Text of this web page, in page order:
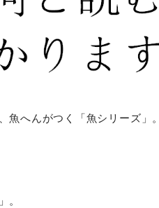
魚へんがつく「魚シリーズ」。
。